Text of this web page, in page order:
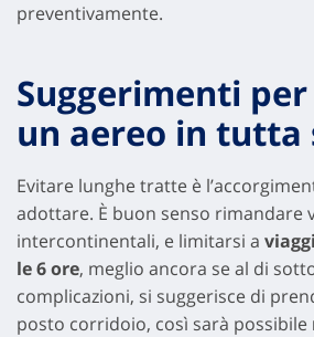
preventivamente.
Suggerimenti
un aereo in tutta
Evitare lunghe tratte è
adottare. È buon senso rimandare
intercontinentali, e limitarsi a
le 6 ore, meglio ancora se al di
complicazioni, si suggerisce di
posto corridoio, così sarà possibile